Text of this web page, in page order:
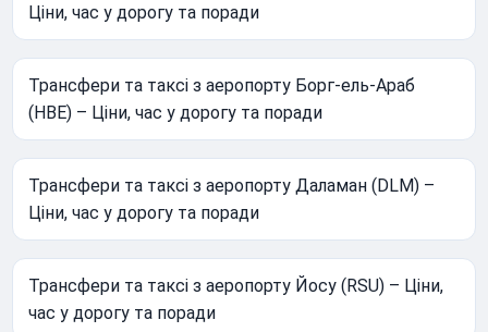
Ціни, час у дорогу та поради
Трансфери та таксі з аеропорту Борг-ель-Араб
(HBE) – Ціни, час у дорогу та поради
Трансфери та таксі з аеропорту Даламан (DLM) –
Ціни, час у дорогу та поради
Трансфери та таксі з аеропорту Йосу (RSU) – Ціни,
час у дорогу та поради